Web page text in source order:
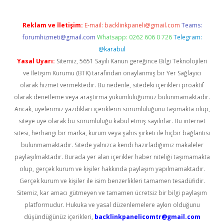
Reklam ve İletişim: E-mail: backlinkpaneli@gmail.com Teams:
forumhizmeti@gmail.com Whatsapp: 0262 606 0 726 Telegram:
@karabul
Yasal Uyarı: Sitemiz, 5651 Sayılı Kanun gereğince Bilgi Teknolojileri
ve İletişim Kurumu (BTK) tarafından onaylanmış bir Yer Sağlayıcı
olarak hizmet vermektedir. Bu nedenle, sitedeki içerikleri proaktif
olarak denetleme veya araştırma yükümlülüğümüz bulunmamaktadır.
Ancak, üyelerimiz yazdıkları içeriklerin sorumluluğunu taşımakta olup,
siteye üye olarak bu sorumluluğu kabul etmiş sayılırlar. Bu internet
sitesi, herhangi bir marka, kurum veya şahıs şirketi ile hiçbir bağlantısı
bulunmamaktadır. Sitede yalnızca kendi hazırladığımız makaleler
paylaşılmaktadır. Burada yer alan içerikler haber niteliği taşımamakta
olup, gerçek kurum ve kişiler hakkında paylaşım yapılmamaktadır.
Gerçek kurum ve kişiler ile isim benzerlikleri tamamen tesadüfidir.
Sitemiz, kar amacı gütmeyen ve tamamen ücretsiz bir bilgi paylaşım
platformudur. Hukuka ve yasal düzenlemelere aykırı olduğunu
düşündüğünüz içerikleri, backlinkpanelicomtr@gmail.com